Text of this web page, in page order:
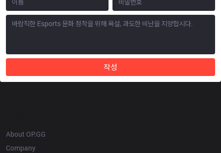
작성
About OP.GG
Company